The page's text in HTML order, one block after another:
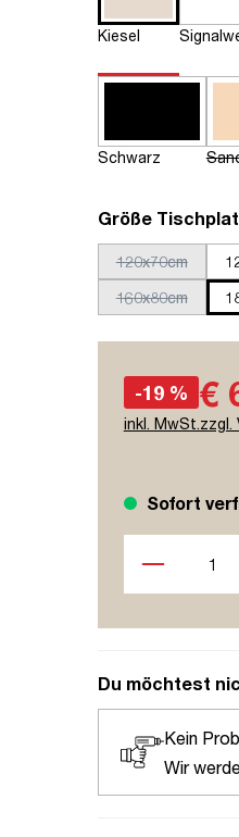
Kiesel
Schwarz
Größe
120x70cm
160x80cm
-19 % €
inkl.
Sofort
Du möchtest
Kein
Wir